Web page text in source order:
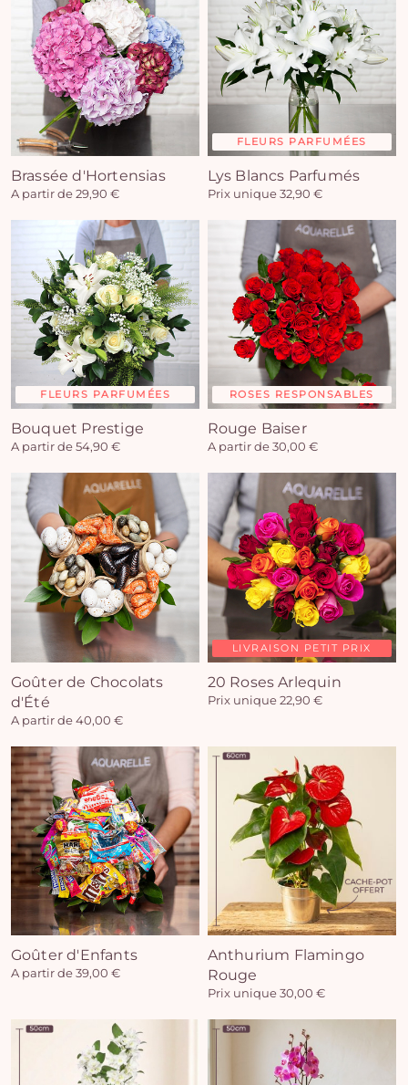
Brassée d'Hortensias
A partir de 29,90 €
FLEURS PARFUMÉES
Lys Blancs Parfumés
Prix unique 32,90 €
FLEURS PARFUMÉES
Bouquet Prestige
A partir de 54,90 €
ROSES RESPONSABLES
Rouge Baiser
A partir de 30,00 €
Goûter de Chocolats
d'Été
A partir de 40,00 €
LIVRAISON PETIT PRIX
20 Roses Arlequin
Prix unique 22,90 €
Goûter d'Enfants
A partir de 39,00 €
Anthurium Flamingo
Rouge
Prix unique 30,00 €